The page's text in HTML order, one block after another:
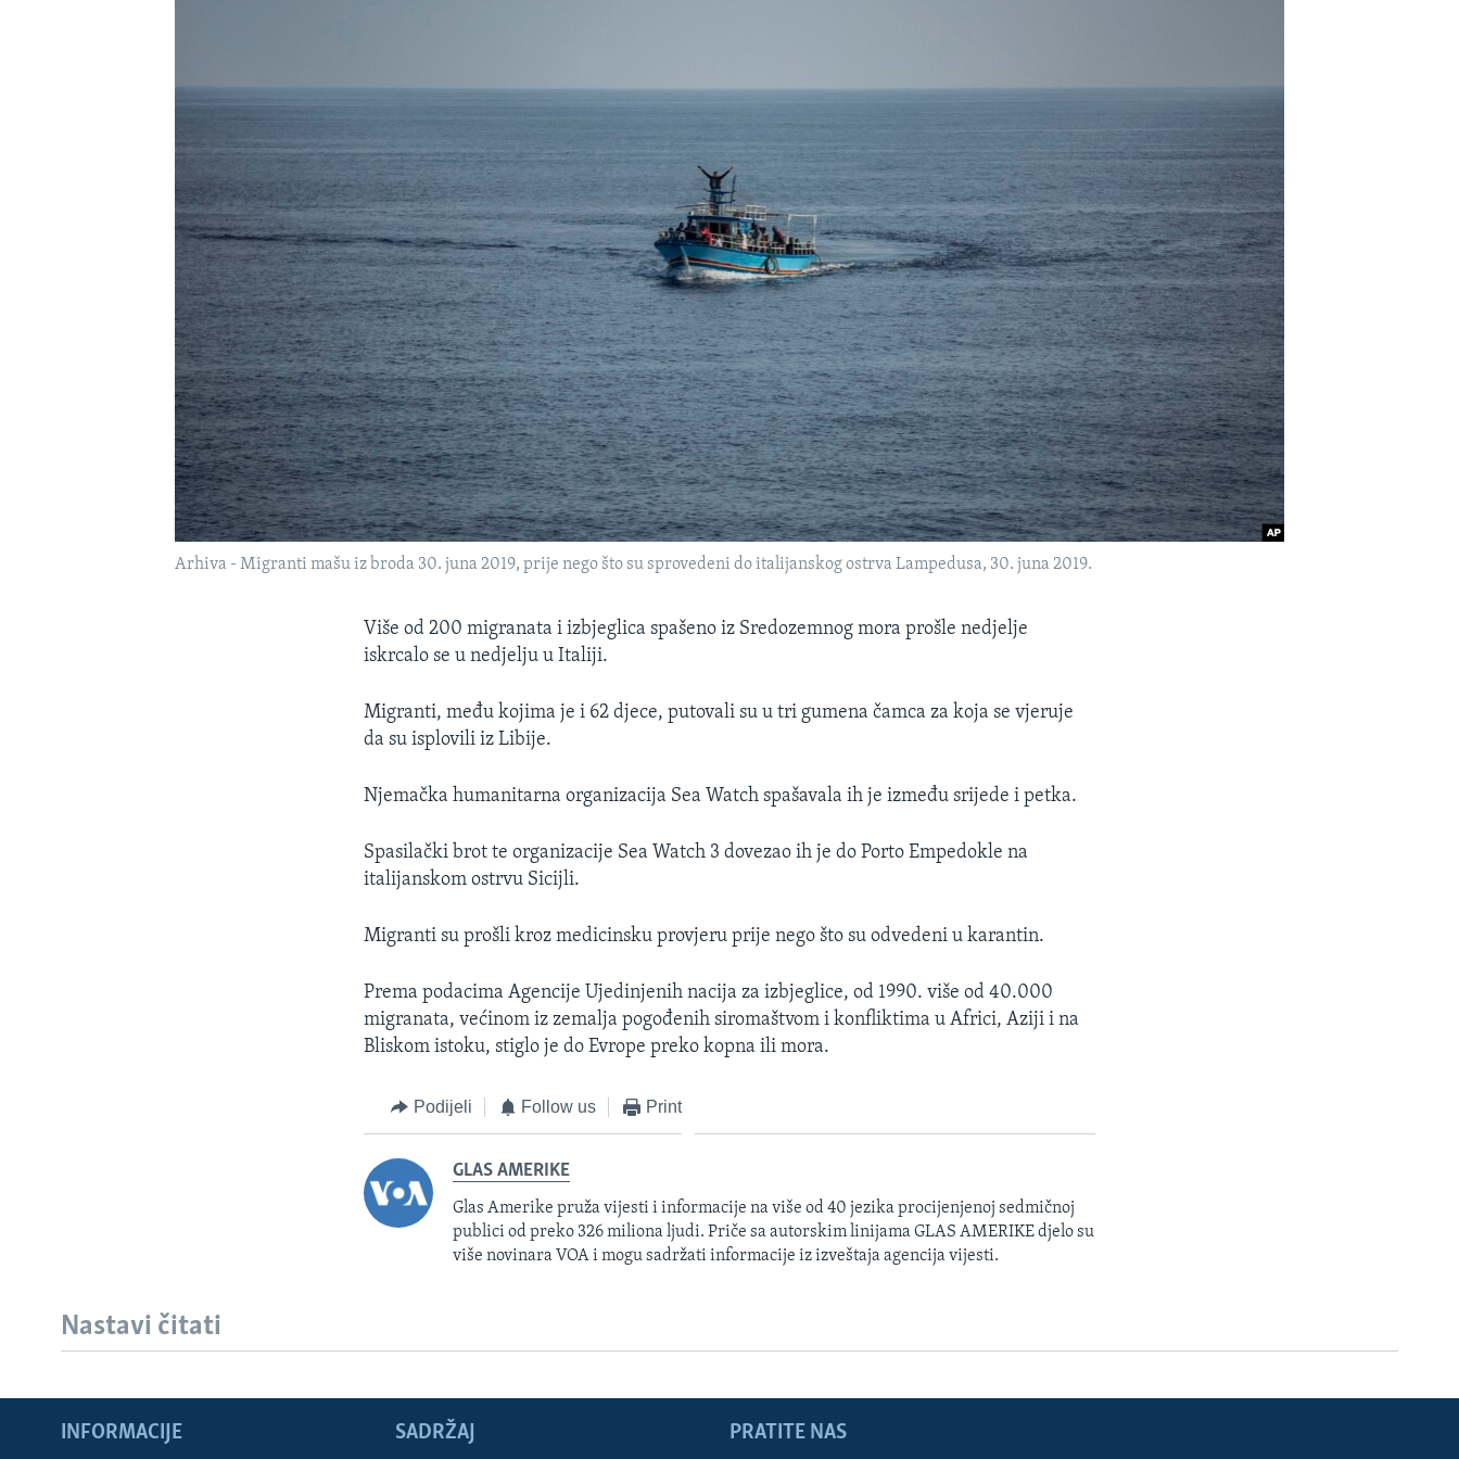
PRATITE NAS
Arhiva - Migranti mašu iz broda 30. juna 2019, prije nego što su sprovedeni do italijanskog ostrva Lampedusa, 30. juna 2019.
Više od 200 migranata i izbjeglica spašeno iz Sredozemnog mora prošle nedjelje
iskrcalo se u nedjelju u Italiji.
Migranti, među kojima je i 62 djece, putovali su u tri gumena čamca za koja se vjeruje
da su isplovili iz Libije.
Njemačka humanitarna organizacija Sea Watch spašavala ih je između srijede i petka.
Spasilački brot te organizacije Sea Watch 3 dovezao ih je do Porto Empedokle na
italijanskom ostrvu Sicijli.
Migranti su prošli kroz medicinsku provjeru prije nego što su odvedeni u karantin.
Prema podacima Agencije Ujedinjenih nacija za izbjeglice, od 1990. više od 40.000
migranata, većinom iz zemalja pogođenih siromaštvom i konfliktima u Africi, Aziji i na
Bliskom istoku, stiglo je do Evrope preko kopna ili mora.
Podijeli Follow us Print
GLAS AMERIKE
Glas Amerike pruža vijesti i informacije na više od 40 jezika procijenjenoj sedmičnoj
publici od preko 326 miliona ljudi. Priče sa autorskim linijama GLAS AMERIKE djelo su
više novinara VOA i mogu sadržati informacije iz izveštaja agencija vijesti.
Nastavi čitati
PRATITE NAS
INFORMACIJE SADRŽAJ